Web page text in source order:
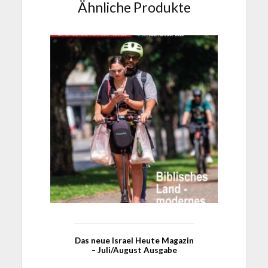
Ähnliche Produkte
Das neue Israel Heute Magazin
– Juli/August Ausgabe